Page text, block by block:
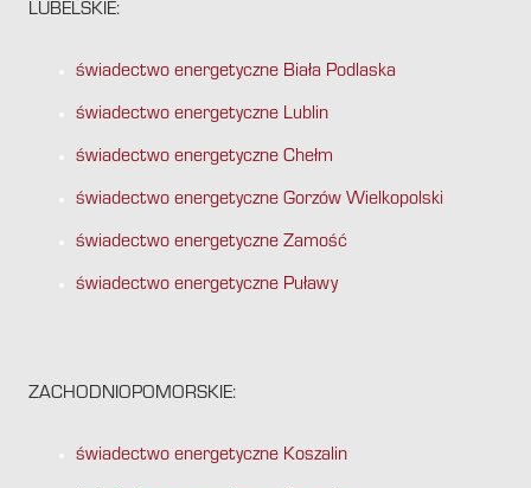
LUBELSKIE:
świadectwo energetyczne Biała Podlaska
świadectwo energetyczne Lublin
świadectwo energetyczne Chełm
świadectwo energetyczne Gorzów Wielkopolski
świadectwo energetyczne Zamość
świadectwo energetyczne Puławy
ZACHODNIOPOMORSKIE:
świadectwo energetyczne Koszalin